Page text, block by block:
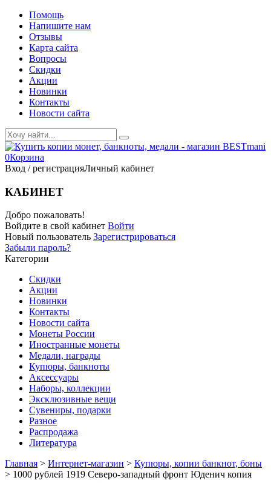
Помощь
Напишите нам
Отзывы
Карта сайта
Вопросы
Скидки
Акции
Новинки
Контакты
Новости сайта
0Корзина
Вход / регистрацияЛичный кабинет
КАБИНЕТ
Добро пожаловать!
Войдите в свой кабинет Войти
Новый пользователь Зарегистрироваться
Забыли пароль?
Категории
Скидки
Акции
Новинки
Контакты
Новости сайта
Монеты России
Иностранные монеты
Медали, награды
Купюры, банкноты
Аксессуары
Наборы, коллекции
Эксклюзивные вещи
Сувениры, подарки
Разное
Распродажа
Литература
Главная > Интернет-магазин > Купюры, копии банкнот, боны
> 1000 рублей 1919 Северо-западный фронт Юденич копия